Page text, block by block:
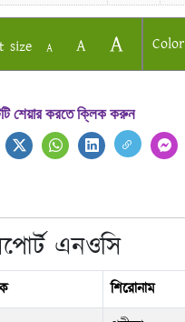
size A A A Color
শেয়ার করতে ক্লিক করুন
এনওসি
শিরোনাম